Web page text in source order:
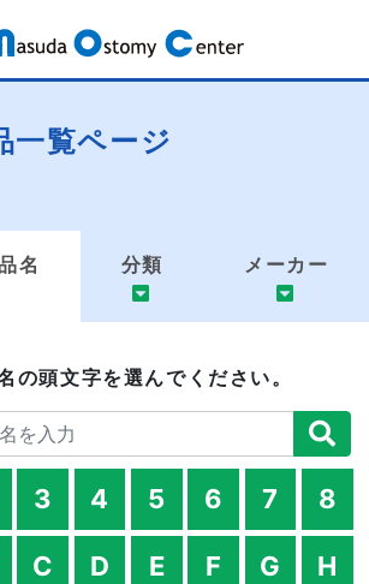
一覧ページ
名 分類 メーカー
の頭文字を選んでください。
3 4 5 6 7 8
C D E F G H